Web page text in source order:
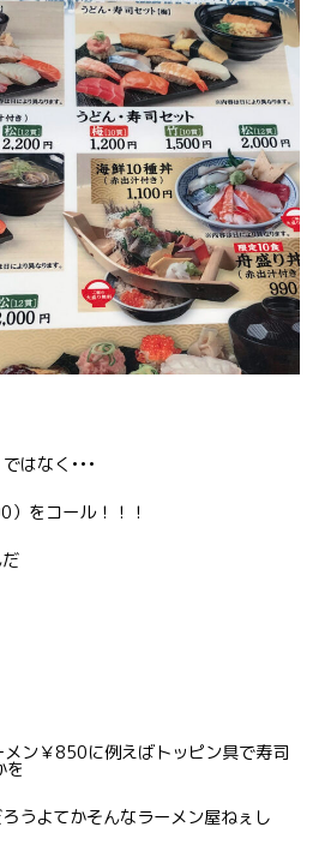
はなく•••
をコール！！！
ン￥850に例えばトッピン具で寿司
を
うよてかそんなラーメン屋ねぇし